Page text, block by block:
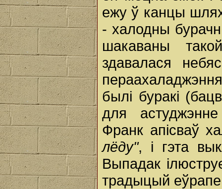
ежу ў канцы
- халодны
шакаваны
здавалася
былі буракі
для
Франк апісваў
лёду", і гэта
Выпадак
традыцый